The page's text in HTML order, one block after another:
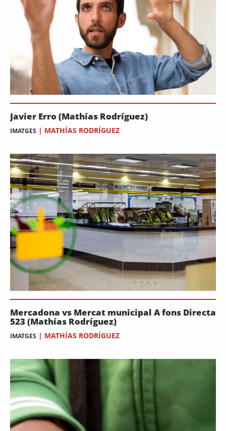
Javier Erro (Mathías Rodríguez)
IMATGES | MATHÍAS RODRÍGUEZ
Mercadona vs Mercat municipal A fons Directa
523 (Mathías Rodríguez)
IMATGES | MATHÍAS RODRÍGUEZ